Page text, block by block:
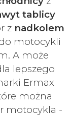
tablicy
z nadkolem
motocykli
A może
lepszego
Ermax
można
motocykla -